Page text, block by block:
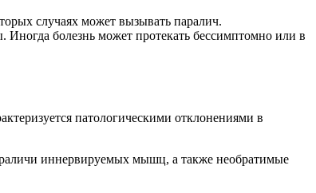
случаях может вызывать паралич.
Иногда болезнь может протекать бессимптомно или в
патологическими отклонениями в
иннервируемых мышц, а также необратимые